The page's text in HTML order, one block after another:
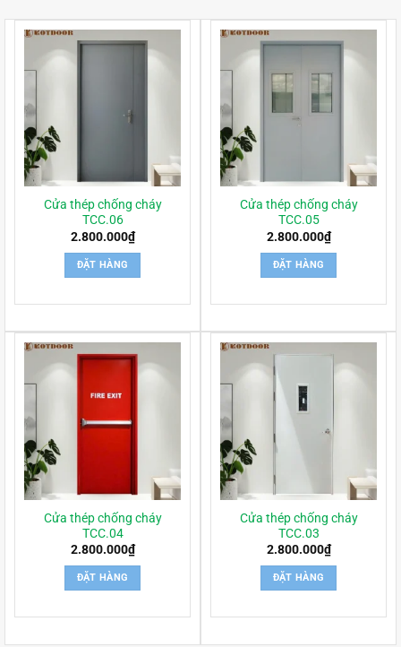
Cửa thép chống cháy
TCC.06
2.800.000₫
ĐẶT HÀNG
Cửa thép chống cháy
TCC.05
2.800.000₫
ĐẶT HÀNG
Cửa thép chống cháy
TCC.04
2.800.000₫
ĐẶT HÀNG
Cửa thép chống cháy
TCC.03
2.800.000₫
ĐẶT HÀNG